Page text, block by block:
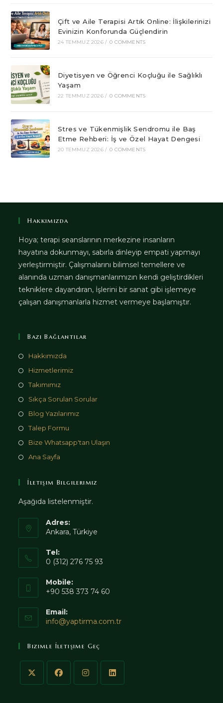
Çift ve Aile Terapisi Artık Online: İlişkilerinizi
Evinizin Konforunda Güçlendirin
24 TEMMUZ 2026 / 0 COMMENTS
Diyetisyen ve Öğrenci Koçluğu ile Sağlıklı
Yaşam
22 TEMMUZ 2026 / 0 COMMENTS
Stres ve Tükenmişlik Sendromu ile Baş
Etme Rehberi: İş ve Özel Hayat Dengesi
20 TEMMUZ 2026 / 0 COMMENTS
Hakkımızda
Hoya; terapi seanslarının merkezine insanların
hayatına dokunmayı, sabırla dinleyip empati yapmayı
yerleştirmiştir. Çalışmalarını bilimsel temellere ve
alanında uzman danışmanlarımızın kendi geliştirdikleri
tekniklere dayandıran, İşlerini bir sanat gibi işlemeye
çalışan danışmanlarla hizmet vermeye başlamıştır.
Bazı Bağlantılar
Hakkımızda
Hizmetlerimiz
Takımımız
Sıkça Sorulan Sorular
Blog Yazılarımız
Talep Formu
Bize Whatsapp'tan Ulaşın
Ana Sayfa
İletişim Bilgilerimiz
Aşağıda listelenmiştir.
Adres:
Ankara, Türkiye
Tel:
0 (312) 276 75 93
Mobile:
+90 538 373 74 60
Email:
info@yaptirma.com.trOpens
Bizimle İletişime Geç